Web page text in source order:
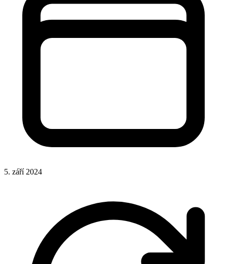
5. září 2024